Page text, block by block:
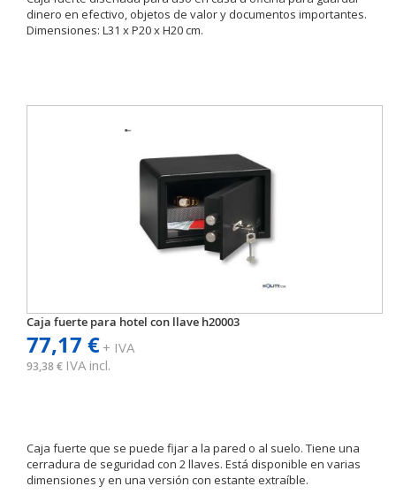
dinero en efectivo, objetos de valor y documentos importantes.
Dimensiones: L31 x P20 x H20 cm.
Caja fuerte para hotel con llave h20003
77,17 €+ IVA
93,38 € IVA incl.
Caja fuerte que se puede fijar a la pared o al suelo. Tiene una
cerradura de seguridad con 2 llaves. Está disponible en varias
dimensiones y en una versión con estante extraíble.